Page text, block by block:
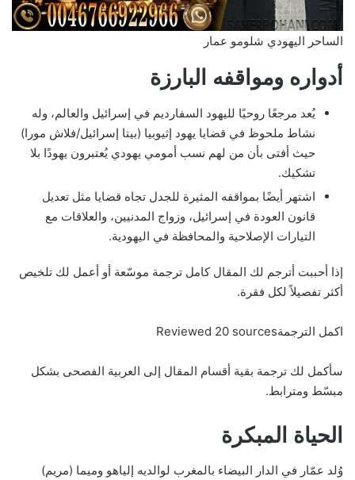
الساحر اليهودي شلومو عمار
أدواره ومواقفه البارزة
يُعد مرجعًا روحيًا لليهود السفارديم في إسرائيل والعالم، وله
نشاط ملحوظ في قضايا يهود إثيوبيا (بيتا إسرائيل/فلاش مورا)
حيث أفتى بأن من لهم نسب أمومي يهودي يُعتبرون يهودًا بلا
تشكيك.
اشتهر أيضًا بمواقفه المثيرة للجدل تجاه قضايا مثل تعديل
قانون العودة في إسرائيل، وزواج المدنيين، والعلاقات مع
التيارات الإصلاحية والمحافظة في اليهودية.
إذا أحببت أترجم لك المقال كامل ترجمة موسّعة أو أعمل لك تلخيص
أكثر تفصيلاً لكل فقرة.
اكمل الترجمةReviewed 20 sources
سأكمل لك ترجمة بقية أقسام المقال إلى العربية الفصحى بشكل
مبسّط ومترابط.
الحياة المبكرة
وُلد عمّار في الدار البيضاء بالمغرب لوالديه إلياهو وميما (مريم)